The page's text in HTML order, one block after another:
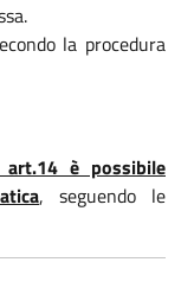
la procedura
art.14 è possibile
, seguendo le